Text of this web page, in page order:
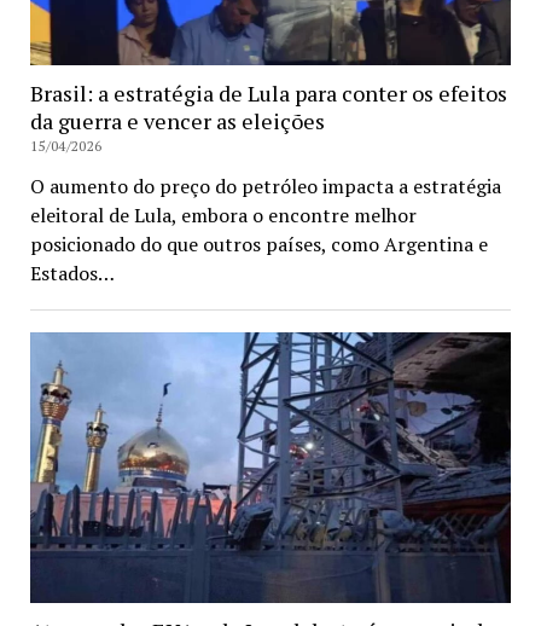
Brasil: a estratégia de Lula para conter os efeitos
da guerra e vencer as eleições
15/04/2026
O aumento do preço do petróleo impacta a estratégia
eleitoral de Lula, embora o encontre melhor
posicionado do que outros países, como Argentina e
Estados…